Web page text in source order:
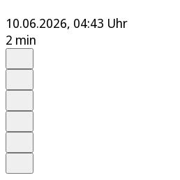
10.06.2026, 04:43 Uhr
2 min